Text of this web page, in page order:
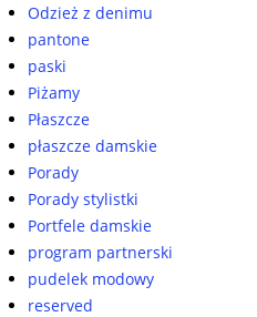
Odzież z denimu
pantone
paski
Piżamy
Płaszcze
płaszcze damskie
Porady
Porady stylistki
Portfele damskie
program partnerski
pudelek modowy
reserved